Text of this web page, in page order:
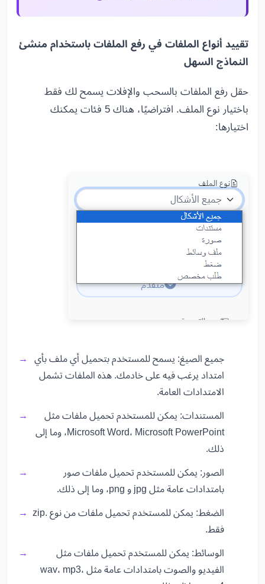
تقييد أنواع الملفات في رفع الملفات باستخدام منشئ
النماذج السهل
حقل رفع الملفات بالسحب والإفلات يسمح لك فقط
باختيار نوع الملف. افتراضيًا، هناك 5 فئات يمكنك
اختيارها:
جميع الصيغ: يسمح للمستخدم بتحميل أي ملف بأي
امتداد يرغب فيه على خادمك. هذه الملفات تشمل
الامتدادات العامة.
المستندات: يمكن للمستخدم تحميل ملفات مثل
Microsoft Word، Microsoft PowerPoint، وما إلى
ذلك.
الصور: يمكن للمستخدم تحميل ملفات صور
بامتدادات عامة مثل jpg و png، وما إلى ذلك.
الضغط: يمكن للمستخدم تحميل ملفات من نوع .zip
فقط.
الوسائط: يمكن للمستخدم تحميل ملفات مثل
الفيديو والصوت بامتدادات عامة مثل wav، mp3،